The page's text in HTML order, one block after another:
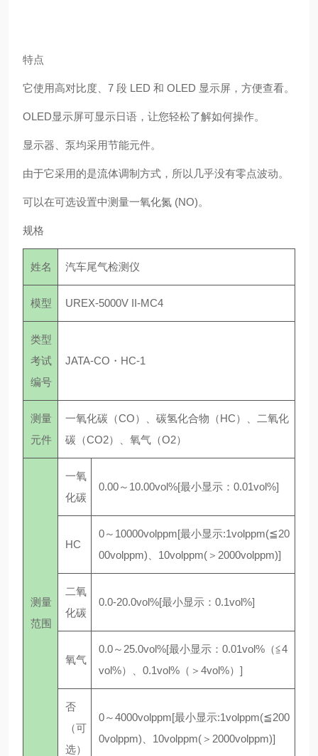
特点
它使用高对比度、7 段 LED 和 OLED 显示屏，方便查看。
OLED显示屏可显示日语，让您轻松了解如何操作。
显示器、泵均采用节能元件。
由于它采用的是流体调制方式，所以几乎没有零点波动。
可以在可选设置中测量一氧化氮 (NO)。
规格
姓名 汽车尾气检测仪
模型 UREX-5000V II-MC4
类型
考试
编号
JATA-CO・HC-1
测量
元件
一氧化碳（CO）、碳氢化合物（HC）、二氧化
碳（CO2）、氧气（O2）
测量
范围
一氧
化碳
0.00～10.00vol%[最小显示：0.01vol%]
HC
0～10000volppm[最小显示:1volppm(≦20
00volppm)、10volppm(＞2000volppm)]
二氧
化碳
0.0-20.0vol%[最小显示：0.1vol%]
氧气
0.0～25.0vol%[最小显示：0.01vol%（≦4
vol%）、0.1vol%（＞4vol%）]
否
（可
选）
0～4000volppm[最小显示:1volppm(≦200
0volppm)、10volppm(＞2000volppm)]